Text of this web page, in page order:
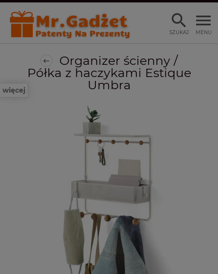
MENU
SZUKAJ
więcej
Organizer ścienny /
Półka z haczykami Estique
Umbra